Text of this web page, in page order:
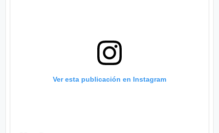
Ver esta publicación en Instagram